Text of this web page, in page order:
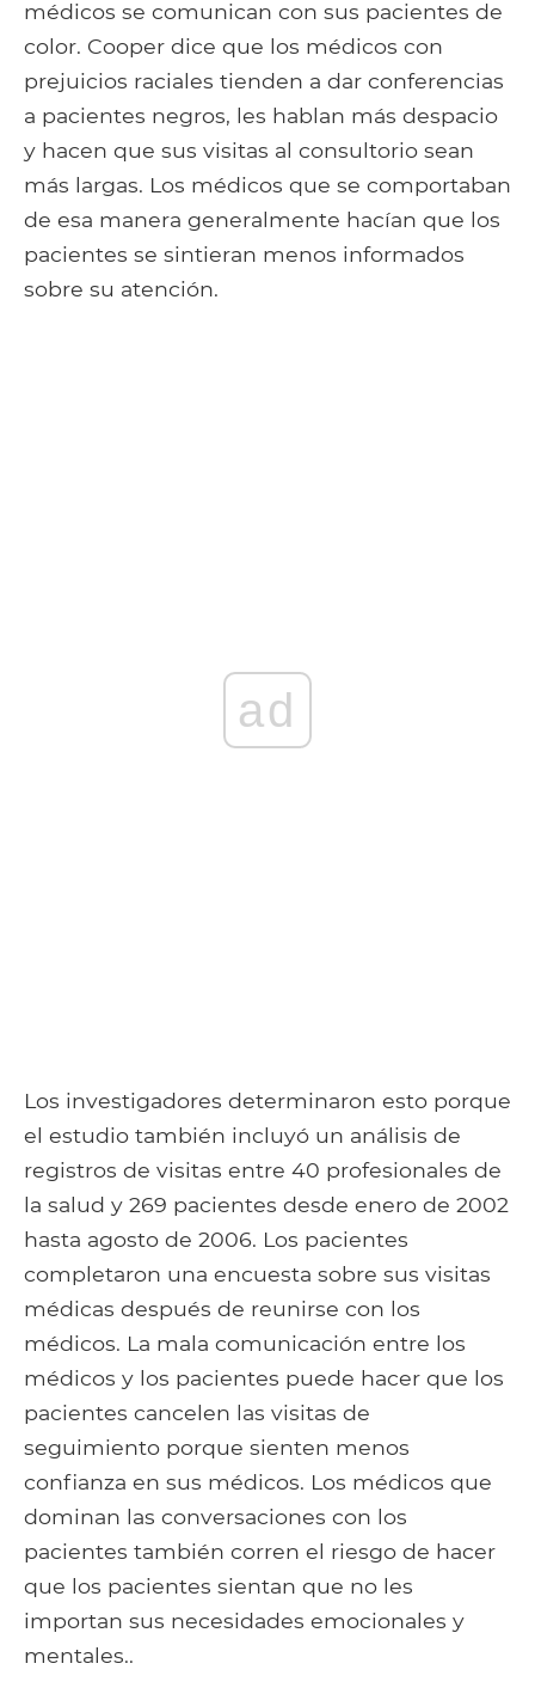
médicos se comunican con sus pacientes de
color. Cooper dice que los médicos con
prejuicios raciales tienden a dar conferencias
a pacientes negros, les hablan más despacio
y hacen que sus visitas al consultorio sean
más largas. Los médicos que se comportaban
de esa manera generalmente hacían que los
pacientes se sintieran menos informados
sobre su atención.
ad
Los investigadores determinaron esto porque
el estudio también incluyó un análisis de
registros de visitas entre 40 profesionales de
la salud y 269 pacientes desde enero de 2002
hasta agosto de 2006. Los pacientes
completaron una encuesta sobre sus visitas
médicas después de reunirse con los
médicos. La mala comunicación entre los
médicos y los pacientes puede hacer que los
pacientes cancelen las visitas de
seguimiento porque sienten menos
confianza en sus médicos. Los médicos que
dominan las conversaciones con los
pacientes también corren el riesgo de hacer
que los pacientes sientan que no les
importan sus necesidades emocionales y
mentales..